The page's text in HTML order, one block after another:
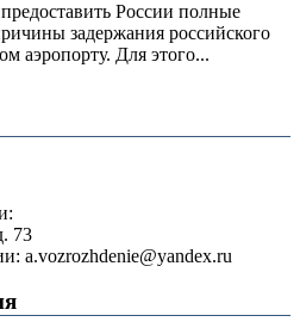
России полные
задержания российского
аэропорту. Для этого...
73
a.vozrozhdenie@yandex.ru